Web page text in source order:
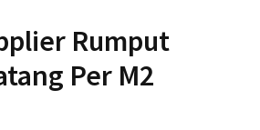
Rumput
Per M2